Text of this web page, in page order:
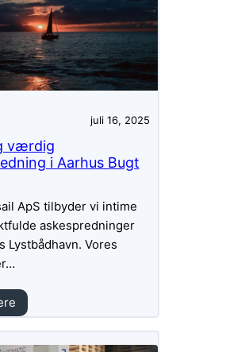
juli 16, 2025
værdig
i Aarhus Bugt
ApS tilbyder vi intime
askespredninger
Lystbådhavn. Vores